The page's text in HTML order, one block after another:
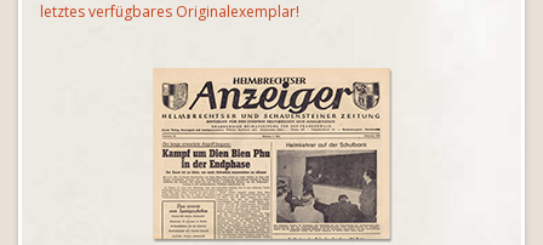
letztes verfügbares Originalexemplar!